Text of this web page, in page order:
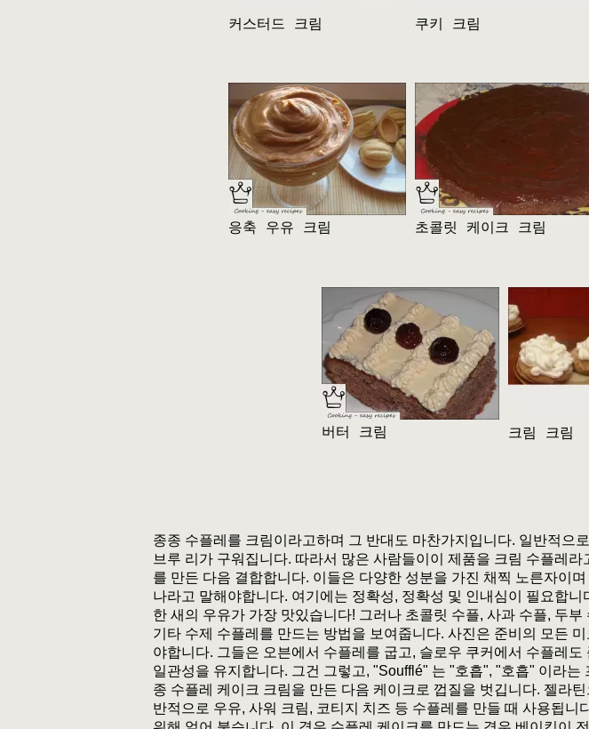
커스터드 크림 쿠키 크림
응축 우유 크림 초콜릿 케이크 크림
버터 크림 크림 크림
종종 수플레를 크림이라고하며 그 반대도 마찬가지입니다. 일반적으
브루 리가 구워집니다. 따라서 많은 사람들이이 제품을 크림 수플레
를 만든 다음 결합합니다. 이들은 다양한 성분을 가진 채찍 노른자이
나라고 말해야합니다. 여기에는 정확성, 정확성 및 인내심이 필요합
한 새의 우유가 가장 맛있습니다! 그러나 초콜릿 수플, 사과 수플, 두
기타 수제 수플레를 만드는 방법을 보여줍니다. 사진은 준비의 모든
야합니다. 그들은 오븐에서 수플레를 굽고, 슬로우 쿠커에서 수플레
일관성을 유지합니다. 그건 그렇고, "Soufflé" 는 "호흡", "호흡" 이라
종 수플레 케이크 크림을 만든 다음 케이크로 껍질을 벗깁니다. 젤라
반적으로 우유, 사워 크림, 코티지 치즈 등 수플레를 만들 때 사용됩